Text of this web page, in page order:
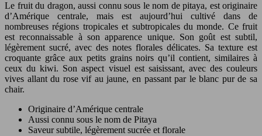
Le fruit du dragon, aussi connu sous le nom de pitaya, est originaire
d’Amérique centrale, mais est aujourd’hui cultivé dans de
nombreuses régions tropicales et subtropicales du monde. Ce fruit
est reconnaissable à son apparence unique. Son goût est subtil,
légèrement sucré, avec des notes florales délicates. Sa texture est
croquante grâce aux petits grains noirs qu’il contient, similaires à
ceux du kiwi. Son aspect visuel est saisissant, avec des couleurs
vives allant du rose vif au jaune, en passant par le blanc pur de sa
chair.
Originaire d’Amérique centrale
Aussi connu sous le nom de Pitaya
Saveur subtile, légèrement sucrée et florale